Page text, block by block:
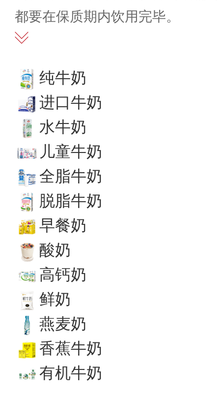
都要在保质期内饮用完毕。
纯牛奶
进口牛奶
水牛奶
儿童牛奶
全脂牛奶
脱脂牛奶
早餐奶
酸奶
高钙奶
鲜奶
燕麦奶
香蕉牛奶
有机牛奶